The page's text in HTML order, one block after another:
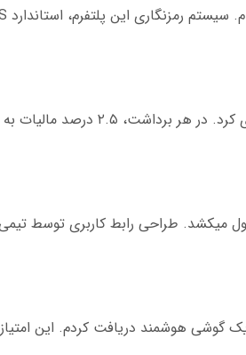
یاکی بت در ایران اولین پلتفرمی بود که سیستم
امتیاز جمع میشود. من در سال گذشته، با ۴۵۰۰ امتیاز، یک گوشی هوشمند